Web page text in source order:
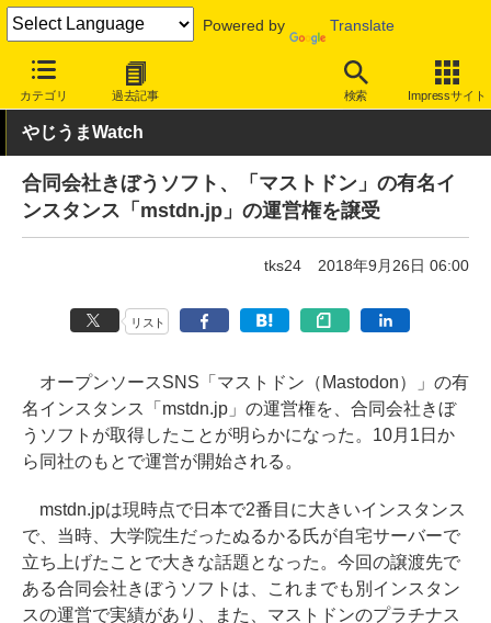
Powered by Translate
カテゴリ 過去記事 検索 Impressサイト
INTERNET Watch トピック
やじうまWatch
合同会社きぼうソフト、「マストドン」の有名イ
ンスタンス「mstdn.jp」の運営権を譲受
tks24 2018年9月26日 06:00
リスト
オープンソースSNS「マストドン（Mastodon）」の有
名インスタンス「mstdn.jp」の運営権を、合同会社きぼ
うソフトが取得したことが明らかになった。10月1日か
ら同社のもとで運営が開始される。
mstdn.jpは現時点で日本で2番目に大きいインスタンス
で、当時、大学院生だったぬるかる氏が自宅サーバーで
立ち上げたことで大きな話題となった。今回の譲渡先で
ある合同会社きぼうソフトは、これまでも別インスタン
スの運営で実績があり、また、マストドンのプラチナス